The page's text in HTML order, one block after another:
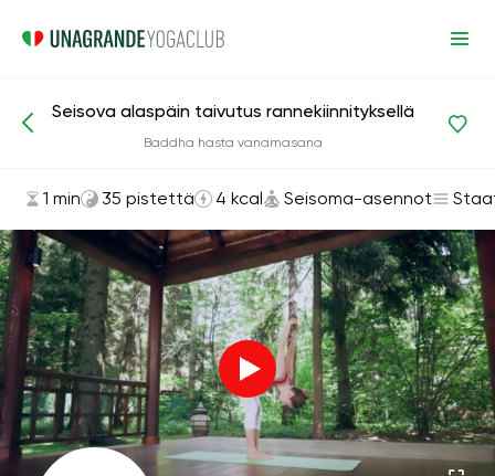
Asanat ja harjoitukset
Seisova alaspäin taivutus rannekiinnityksellä
Baddha hasta vanamasana
1 min 35 pistettä 4 kcal Seisoma-asennot